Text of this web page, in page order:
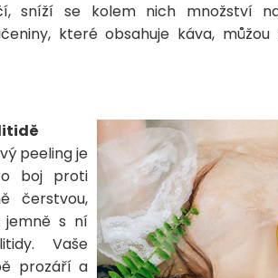
sníží se kolem nich množství
které obsahuje káva,
peeling je
boj proti
čerstvou,
jemně s ní
Vaše
prozáří a